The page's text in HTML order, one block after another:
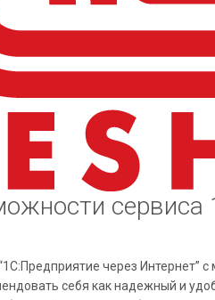
сервиса
через Интернет” с
себя как надежный и